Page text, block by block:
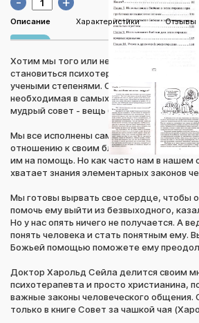
Описание Характеристики Отзывы
Хотим мы того или нет, но нам время от
становиться психотерапевтами.
учеными степенями. Совсем нет.
необходимая в самых разных
мудрый совет - вещь бесценная в любой
Мы все исполнены самых добрых
отношению к своим близким, друзьям и
им на помощь. Но как часто нам в нашем
хватает знания элементарных законов
Мы готовы вырвать свое сердце, чтобы
помочь ему выйти из безвыходного,
Но у нас опять ничего не получается. А
понять человека и стать понятным ему.
Божьей помощью поможете ему
Доктор Харольд Сейла делится своим
психотерапевта и просто христианина,
важные законы человеческого общения.
только в книге Совет за чашкой чая